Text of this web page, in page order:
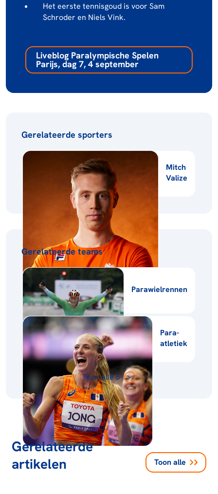
Het eerste tennisgoud is voor Sam
Schroder en Niels Vink.
Liveblog Paralympische Spelen
Parijs, dag 7, 4 september
Gerelateerde sporters
Mitch
Valize
Gerelateerde teams
Parawielrennen
Para-
atletiek
Toon alle 6
Gerelateerde
artikelen
Toon alle